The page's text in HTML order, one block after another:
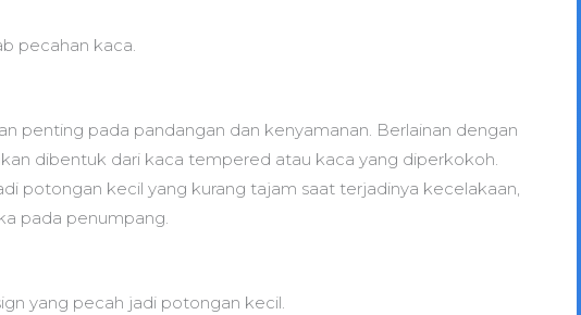
pecahan kaca.
penting pada pandangan dan kenyamanan. Berlainan dengan
dibentuk dari kaca tempered atau kaca yang diperkokoh.
potongan kecil yang kurang tajam saat terjadinya kecelakaan,
pada penumpang.
yang pecah jadi potongan kecil.